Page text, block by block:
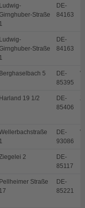
Ludwig-
Straße
1
DE-
84163
Ludwig-
Straße
1
DE-
84163
Berghaselbach 5
DE-
85395
Harland 19 1/2
DE-
85406
1
DE-
93086
2
DE-
85117
Pellheimer Straße
17
DE-
85221